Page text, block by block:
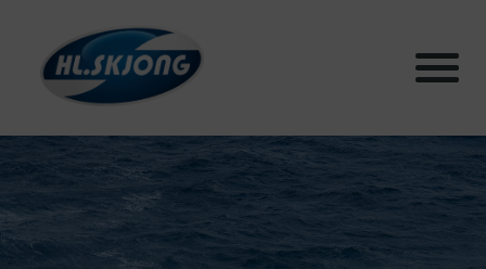
Produkter
Systemer